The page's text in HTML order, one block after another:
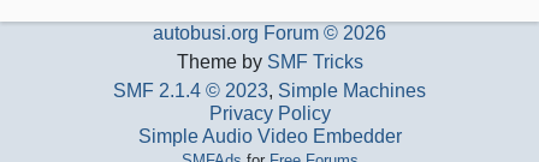
autobusi.org Forum © 2026
Theme by SMF Tricks
SMF 2.1.4 © 2023, Simple Machines
Privacy Policy
Simple Audio Video Embedder